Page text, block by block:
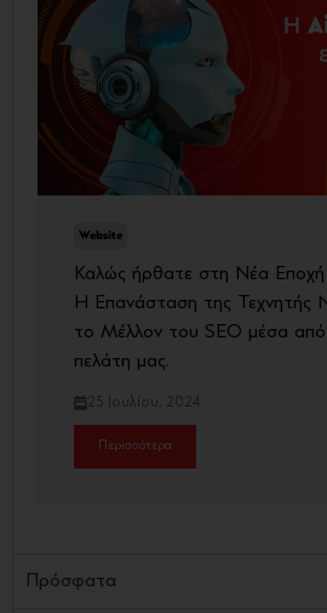
Website
Καλώς ήρθατε στη Νέα Εποχή
Η Επανάσταση της Τεχνητής
το Μέλλον του SEO μέσα από
πελάτη μας.
25 Ιουλίου, 2024
Περισσότερα
Πρόσφατα